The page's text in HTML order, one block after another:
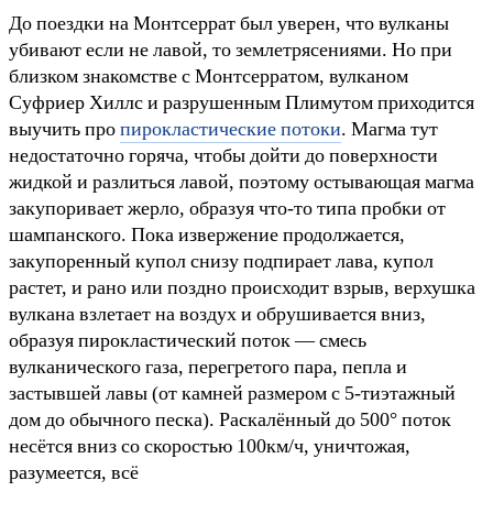
До поездки на Монтсеррат был уверен, что вулканы
убивают если не лавой, то землетрясениями. Но при
близком знакомстве с Монтсерратом, вулканом
Суфриер Хиллс и разрушенным Плимутом приходится
выучить пропирокластические потоки. Магма тут
недостаточно горяча, чтобы дойти до поверхности
жидкой и разлиться лавой, поэтому остывающая магма
закупоривает жерло, образуя что-то типа пробки от
шампанского. Пока извержение продолжается,
закупоренный купол снизу подпирает лава, купол
растет, и рано или поздно происходит взрыв, верхушка
вулкана взлетает на воздух и обрушивается вниз,
образуя пирокластический поток — смесь
вулканического газа, перегретого пара, пепла и
застывшей лавы (от камней размером с 5-тиэтажный
дом до обычного песка). Раскалённый до 500° поток
несётся вниз со скоростью 100км/ч, уничтожая,
разумеется, всё